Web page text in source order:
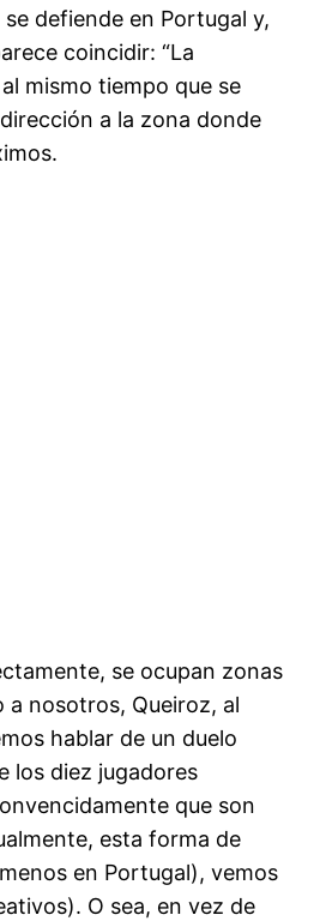
defiende en Portugal y,
coincidir: “La
mismo tiempo que se
a la zona donde
se ocupan zonas
nosotros, Queiroz, al
hablar de un duelo
los diez jugadores
que son
esta forma de
en Portugal), vemos
O sea, en vez de